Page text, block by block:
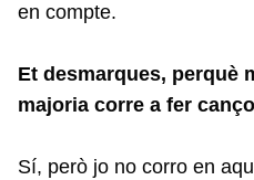
en compte.
Et desmarques, perquè
majoria corre a fer
Sí, però jo no corro en